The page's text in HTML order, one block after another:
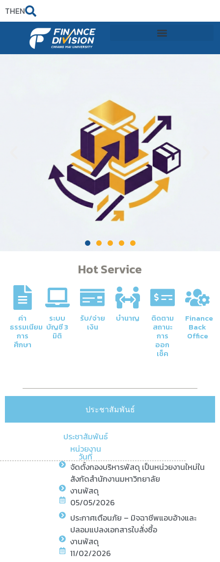
THEN
Hot Service
ค่า
ธรรมเนียม
การ
ศึกษา
ระบบ
บัญชี 3
มิติ
รับ/จ่าย
เงิน
บำนาญ ติดตาม
สถานะ
การ
ออก
เช็ค
Finance
Back
Office
ประชาสัมพันธ์
ประชาสัมพันธ์
หน่วยงาน
วันที่
จัดตั้งกองบริหารพัสดุ เป็นหน่วยงานใหม่ใน
สังกัดสำนักงานมหาวิทยาลัย
งานพัสดุ
05/05/2026
ประกาศเตือนภัย – มิจฉาชีพแอบอ้างและ
ปลอมแปลงเอกสารใบสั่งซื้อ
งานพัสดุ
11/02/2026